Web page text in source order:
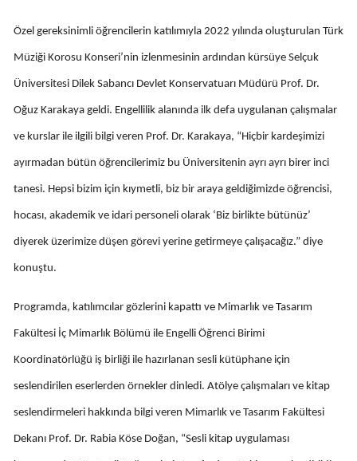
Mersin
İzmir
Kars
Kastamonu
Kırklareli
Kocaeli
Konya
Kütahya
Manisa
Özel gereksinimli öğrencilerin katılımıyla 2022 yılında oluşturulan Türk
Müziği Korosu Konseri’nin izlenmesinin ardından kürsüye Selçuk
Üniversitesi Dilek Sabancı Devlet Konservatuarı Müdürü Prof. Dr.
Oğuz Karakaya geldi. Engellilik alanında ilk defa uygulanan çalışmalar
ve kurslar ile ilgili bilgi veren Prof. Dr. Karakaya, “Hiçbir kardeşimizi
ayırmadan bütün öğrencilerimiz bu Üniversitenin ayrı ayrı birer inci
tanesi. Hepsi bizim için kıymetli, biz bir araya geldiğimizde öğrencisi,
hocası, akademik ve idari personeli olarak ‘Biz birlikte bütünüz’
diyerek üzerimize düşen görevi yerine getirmeye çalışacağız.” diye
konuştu.
Programda, katılımcılar gözlerini kapattı ve Mimarlık ve Tasarım
Fakültesi İç Mimarlık Bölümü ile Engelli Öğrenci Birimi
Koordinatörlüğü iş birliği ile hazırlanan sesli kütüphane için
seslendirilen eserlerden örnekler dinledi. Atölye çalışmaları ve kitap
seslendirmeleri hakkında bilgi veren Mimarlık ve Tasarım Fakültesi
Dekanı Prof. Dr. Rabia Köse Doğan, “Sesli kitap uygulaması